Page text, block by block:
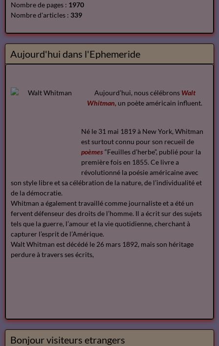
Nombre de pages : 1970
Nombre d'articles : 339
Aujourd'hui dans l'Ephemeride
Aujourd’hui, nous célébrons Walt
Whitman, un poète américain influent.
Né le 31 mai 1819 à New York, Whitman
est surtout connu pour son recueil de
poèmes “Feuilles d’herbe”, publié pour la
première fois en 1855. Ce livre a
révolutionné la poésie américaine avec
son style libre et sa célébration de la nature, de l’individualité et
de la démocratie.
Whitman a également travaillé comme journaliste et a été un
fervent défenseur des droits de l’homme. Il a écrit sur des sujets
tels que la guerre, l’amour et la vie quotidienne, cherchant à
capturer l’esprit de l’Amérique.
Walt Whitman est décédé le 26 mars 1892, mais son héritage
perdure à travers ses écrits,
Bonjour visiteurs etrangers